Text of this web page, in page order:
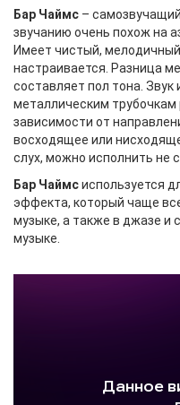
Бар Чаймс –
звучанию очень похож на
Имеет чистый,
настраивается. Разница
составляет пол тона. Звук
металлическим трубочкам
зависимости от
восходящее или
слух, можно исполнить не
Бар Чаймсиспользуется
эффекта, который чаще
музыке, а также в джазе и
музыке.